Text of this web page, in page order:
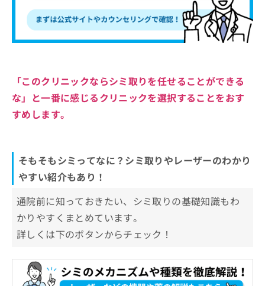
「このクリニックならシミ取りを任せることができる
な」と一番に感じるクリニックを選択することをおす
すめします。
そもそもシミってなに？シミ取りやレーザーのわかり
やすい紹介もあり！
通院前に知っておきたい、シミ取りの基礎知識もわ
かりやすくまとめています。
詳しくは下のボタンからチェック！